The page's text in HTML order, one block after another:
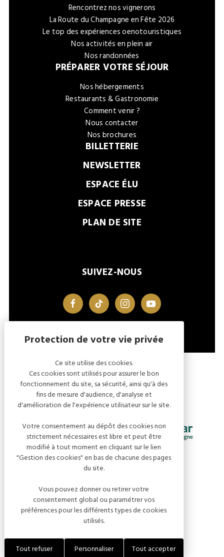
Rencontrez nos vignerons
La Route du Champagne en Fête 2026
Le top des expériences oenotouristiques
Nos activités en plein air
Nos randonnées
PRÉPARER VOTRE SÉJOUR
Nos hébergements
Restaurants & Gastronomie
Comment venir ?
Nous contacter
Nos brochures
BILLETTERIE
NEWSLETTER
ESPACE ÉLU
ESPACE PRESSE
PLAN DE SITE
SUIVEZ-NOUS
facebooktiktok instagramyoutube
MENTIONS LÉGALES GESTION DES COOKIES
RÉALISATION KOREDGE
Ce site utilise des cookies.
Ces cookies sont utilisés pour assurer le bon
fonctionnement du site, sa sécurité, ainsi qu'à des
fins de mesure d'audience, d'analyse et
d'amélioration de l'expérience utilisateur sur le site.
Votre consentement au dépôt des cookies non
strictement nécessaires est libre et peut être
modifié à tout moment en cliquant sur le lien
"Gestion des cookies" en bas de chacune des pages
du site.
Vous pouvez donner ou retirer votre
consentement global ou paramétrer vos
préférences pour les différents types de cookies
utilisés.
Tout accepter
Tout refuser Personnaliser